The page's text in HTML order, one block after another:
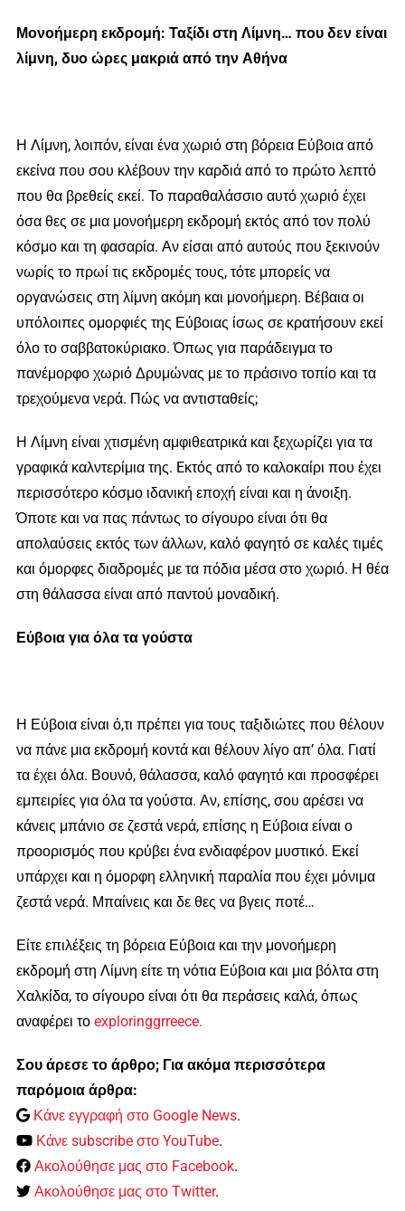
Μονοήμερη εκδρομή: Ταξίδι στη Λίμνη… που δεν είναι
λίμνη, δυο ώρες μακριά από την Αθήνα
Η Λίμνη, λοιπόν, είναι ένα χωριό στη βόρεια Εύβοια από
εκείνα που σου κλέβουν την καρδιά από το πρώτο λεπτό
που θα βρεθείς εκεί. Το παραθαλάσσιο αυτό χωριό έχει
όσα θες σε μια μονοήμερη εκδρομή εκτός από τον πολύ
κόσμο και τη φασαρία. Αν είσαι από αυτούς που ξεκινούν
νωρίς το πρωί τις εκδρομές τους, τότε μπορείς να
οργανώσεις στη λίμνη ακόμη και μονοήμερη. Βέβαια οι
υπόλοιπες ομορφιές της Εύβοιας ίσως σε κρατήσουν εκεί
όλο το σαββατοκύριακο. Όπως για παράδειγμα το
πανέμορφο χωριό Δρυμώνας με το πράσινο τοπίο και τα
τρεχούμενα νερά. Πώς να αντισταθείς;
Η Λίμνη είναι χτισμένη αμφιθεατρικά και ξεχωρίζει για τα
γραφικά καλντερίμια της. Eκτός από το καλοκαίρι που έχει
περισσότερο κόσμο ιδανική εποχή είναι και η άνοιξη.
Όποτε και να πας πάντως το σίγουρο είναι ότι θα
απολαύσεις εκτός των άλλων, καλό φαγητό σε καλές τιμές
και όμορφες διαδρομές με τα πόδια μέσα στο χωριό. Η θέα
στη θάλασσα είναι από παντού μοναδική.
Εύβοια για όλα τα γούστα
Η Εύβοια είναι ό,τι πρέπει για τους ταξιδιώτες που θέλουν
να πάνε μια εκδρομή κοντά και θέλουν λίγο απ’ όλα. Γιατί
τα έχει όλα. Βουνό, θάλασσα, καλό φαγητό και προσφέρει
εμπειρίες για όλα τα γούστα. Αν, επίσης, σου αρέσει να
κάνεις μπάνιο σε ζεστά νερά, επίσης η Εύβοια είναι ο
προορισμός που κρύβει ένα ενδιαφέρον μυστικό. Εκεί
υπάρχει και η όμορφη ελληνική παραλία που έχει μόνιμα
ζεστά νερά. Μπαίνεις και δε θες να βγεις ποτέ…
Είτε επιλέξεις τη βόρεια Εύβοια και την μονοήμερη
εκδρομή στη Λίμνη είτε τη νότια Εύβοια και μια βόλτα στη
Χαλκίδα, το σίγουρο είναι ότι θα περάσεις καλά, όπως
αναφέρει τοexploringgrreece.
Σου άρεσε το άρθρο; Για ακόμα περισσότερα
παρόμοια άρθρα:
Κάνε εγγραφή στο Google News.
Κάνε subscribe στο YouTube.
Ακολούθησε μας στο Facebook.
Ακολούθησε μας στο Twitter.